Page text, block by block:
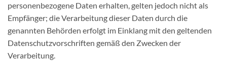
personenbezogene Daten erhalten, gelten jedoch nicht als
Empfänger; die Verarbeitung dieser Daten durch die
genannten Behörden erfolgt im Einklang mit den geltenden
Datenschutzvorschriften gemäß den Zwecken der
Verarbeitung.